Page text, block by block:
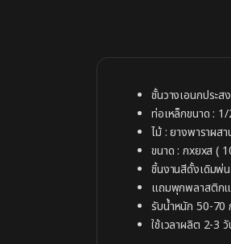
ชั้นวางเอนกประ
ท่อเหล็กขนาด :
ไม้ : ยางพาราผส
ขนาด : กxยxส (
ชิ้นงานสีดั้งเดิมพ่
แถมพุกพลาสติก
รับน้ำหนัก 50-70
ใช้เวลาผลิต 2-3